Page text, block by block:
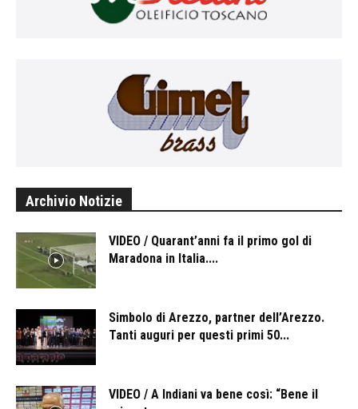
Archivio Notizie
VIDEO / Quarant’anni fa il primo gol di
Maradona in Italia....
Simbolo di Arezzo, partner dell’Arezzo.
Tanti auguri per questi primi 50...
VIDEO / A Indiani va bene così: “Bene il